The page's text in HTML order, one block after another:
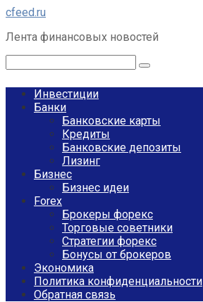
Перейти
контенту
cfeed.ru
Лента финансовых новостей
Инвестиции
Банки
Банковские карты
Кредиты
Банковские депозиты
Лизинг
Бизнес
Бизнес идеи
Forex
Брокеры форекс
Торговые советники
Стратегии форекс
Бонусы от брокеров
Экономика
Политика конфиденциальности
Обратная связь